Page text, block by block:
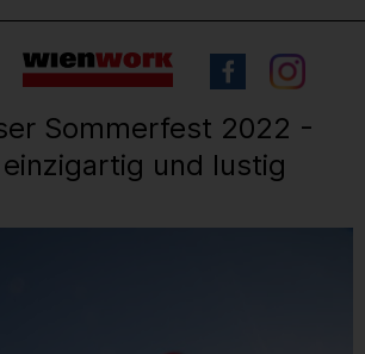
Sommerfest 2022 -
und lustig